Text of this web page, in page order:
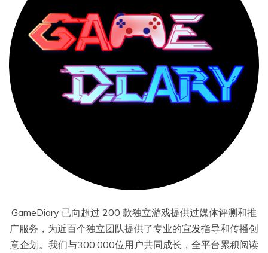
GameDiary 已向超过 200 款独立游戏提供过媒体评测和推
广服务，为近百个独立团队提供了专业的宣发指导和传播创
意企划。我们与300,000位用户共同成长，全平台累积阅读